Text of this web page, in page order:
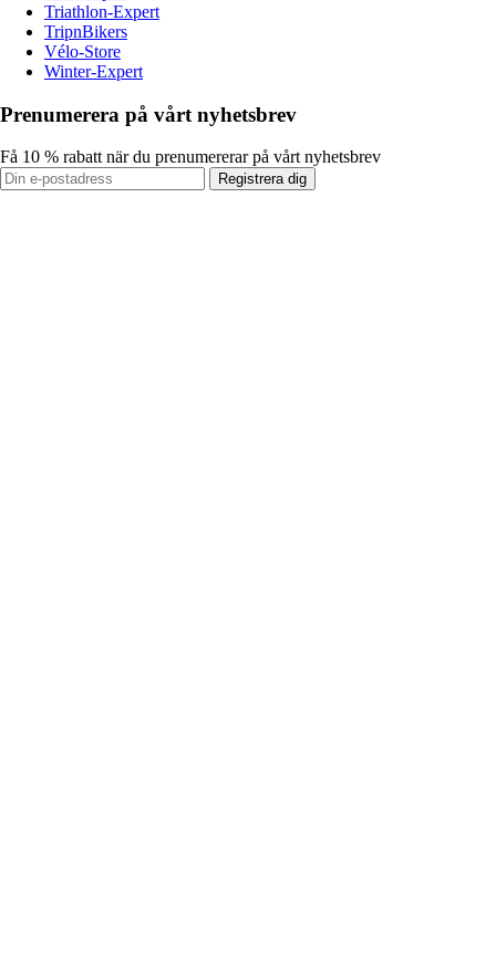
Triathlon-Expert
TripnBikers
Vélo-Store
Winter-Expert
Prenumerera på vårt nyhetsbrev
Få 10 % rabatt när du prenumererar på vårt nyhetsbrev
Registrera dig